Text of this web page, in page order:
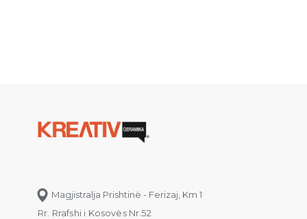
Magjistralja Prishtinë - Ferizaj, Km 1
Rr. Rrafshi i Kosovës Nr.52